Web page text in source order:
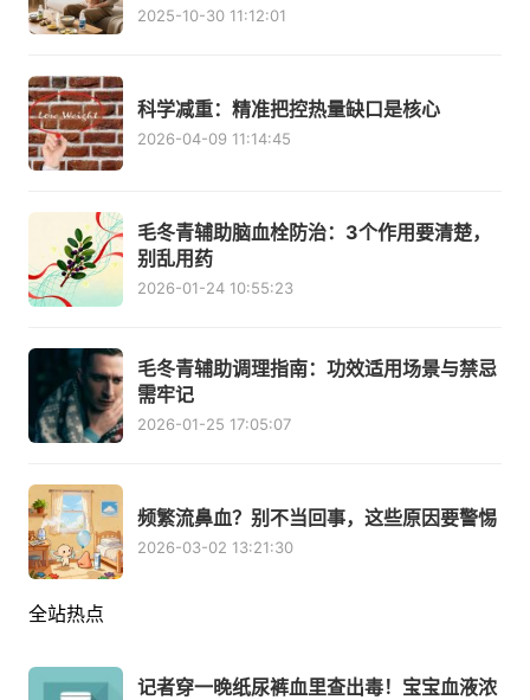
2025-10-30 11:12:01
科学减重：精准把控热量缺口是核心
2026-04-09 11:14:45
毛冬青辅助脑血栓防治：3个作用要清楚，
别乱用药
2026-01-24 10:55:23
毛冬青辅助调理指南：功效适用场景与禁忌
需牢记
2026-01-25 17:05:07
频繁流鼻血？别不当回事，这些原因要警惕
2026-03-02 13:21:30
全站热点
记者穿一晚纸尿裤血里查出毒！宝宝血液浓